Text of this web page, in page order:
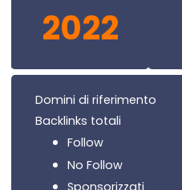
2022
Domini di riferimento
Backlinks totali
Follow
No Follow